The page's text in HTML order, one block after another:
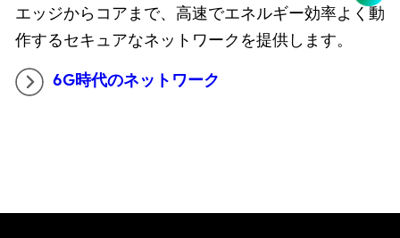
エッジからコアまで、高速でエネルギー効率よく動
作するセキュアなネットワークを提供します。
6G時代のネットワーク